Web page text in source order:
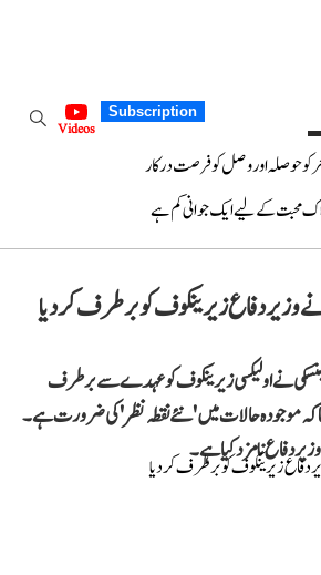
Subscription
Videos
کو حوصلہ اور وصل کو فرصت درکار
محبت کے لیے ایک جوانی کم ہے
وزیر دفاع زیرینکوف کو برطرف کر دیا
نے اولیکسی زیرینکوف کو عہدے سے برطرف
کہ موجودہ حالات میں 'نئے نقطہ نظر' کی ضرورت ہے۔
دفاع نامزد کیا ہے۔